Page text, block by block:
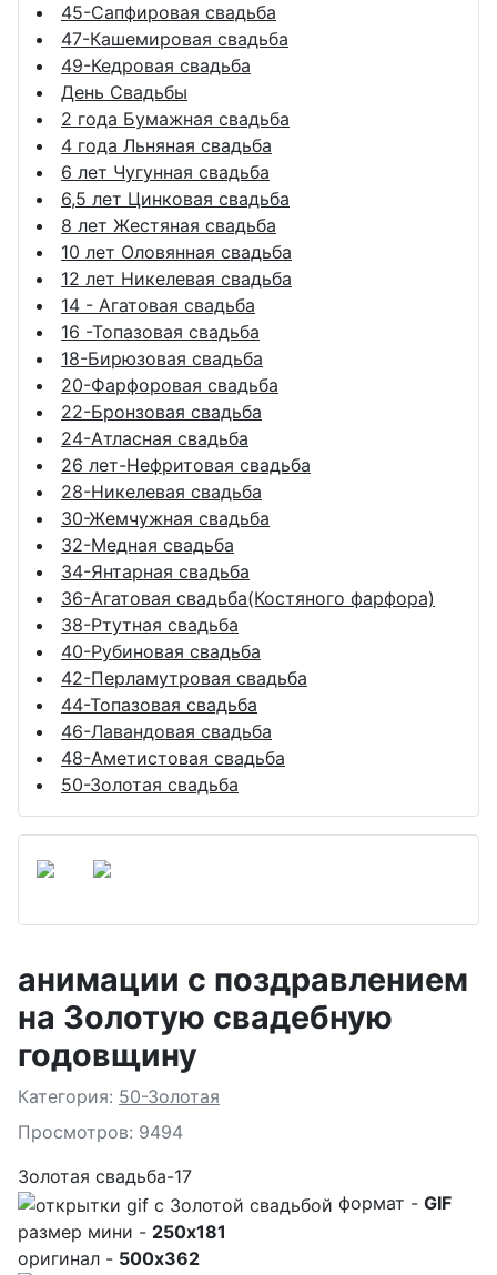
45-Сапфировая свадьба
47-Кашемировая свадьба
49-Кедровая свадьба
День Свадьбы
2 года Бумажная свадьба
4 года Льняная свадьба
6 лет Чугунная свадьба
6,5 лет Цинковая свадьба
8 лет Жестяная свадьба
10 лет Оловянная свадьба
12 лет Никелевая свадьба
14 - Агатовая свадьба
16 -Топазовая свадьба
18-Бирюзовая свадьба
20-Фарфоровая свадьба
22-Бронзовая свадьба
24-Атласная свадьба
26 лет-Нефритовая свадьба
28-Никелевая свадьба
30-Жемчужная свадьба
32-Медная свадьба
34-Янтарная свадьба
36-Агатовая свадьба(Костяного фарфора)
38-Ртутная свадьба
40-Рубиновая свадьба
42-Перламутровая свадьба
44-Топазовая свадьба
46-Лавандовая свадьба
48-Аметистовая свадьба
50-Золотая свадьба
анимации с поздравлением
на Золотую свадебную
годовщину
Подробности
Категория: 50-Золотая
Просмотров: 9494
Золотая свадьба-17
формат - GIF
размер мини - 250x181
оригинал - 500x362